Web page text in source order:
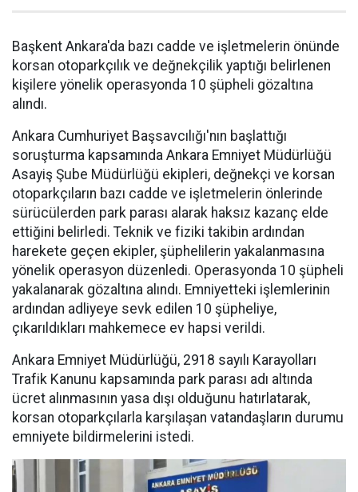
Başkent Ankara'da bazı cadde ve işletmelerin önünde
korsan otoparkçılık ve değnekçilik yaptığı belirlenen
kişilere yönelik operasyonda 10 şüpheli gözaltına
alındı.
Ankara Cumhuriyet Başsavcılığı'nın başlattığı
soruşturma kapsamında Ankara Emniyet Müdürlüğü
Asayiş Şube Müdürlüğü ekipleri, değnekçi ve korsan
otoparkçıların bazı cadde ve işletmelerin önlerinde
sürücülerden park parası alarak haksız kazanç elde
ettiğini belirledi. Teknik ve fiziki takibin ardından
harekete geçen ekipler, şüphelilerin yakalanmasına
yönelik operasyon düzenledi. Operasyonda 10 şüpheli
yakalanarak gözaltına alındı. Emniyetteki işlemlerinin
ardından adliyeye sevk edilen 10 şüpheliye,
çıkarıldıkları mahkemece ev hapsi verildi.
Ankara Emniyet Müdürlüğü, 2918 sayılı Karayolları
Trafik Kanunu kapsamında park parası adı altında
ücret alınmasının yasa dışı olduğunu hatırlatarak,
korsan otoparkçılarla karşılaşan vatandaşların durumu
emniyete bildirmelerini istedi.